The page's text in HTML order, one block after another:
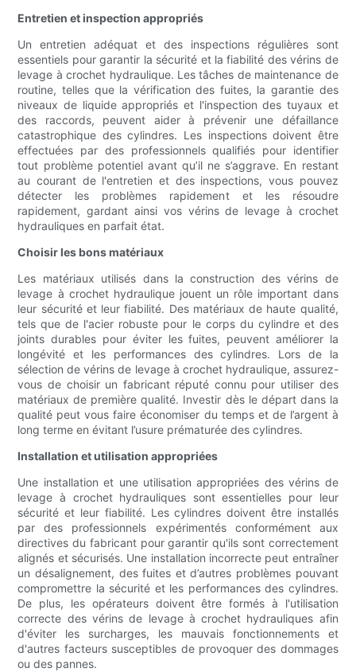
Entretien et inspection appropriés
Un entretien adéquat et des inspections régulières sont
essentiels pour garantir la sécurité et la fiabilité des vérins de
levage à crochet hydraulique. Les tâches de maintenance de
routine, telles que la vérification des fuites, la garantie des
niveaux de liquide appropriés et l'inspection des tuyaux et
des raccords, peuvent aider à prévenir une défaillance
catastrophique des cylindres. Les inspections doivent être
effectuées par des professionnels qualifiés pour identifier
tout problème potentiel avant qu’il ne s’aggrave. En restant
au courant de l'entretien et des inspections, vous pouvez
détecter les problèmes rapidement et les résoudre
rapidement, gardant ainsi vos vérins de levage à crochet
hydrauliques en parfait état.
Choisir les bons matériaux
Les matériaux utilisés dans la construction des vérins de
levage à crochet hydraulique jouent un rôle important dans
leur sécurité et leur fiabilité. Des matériaux de haute qualité,
tels que de l'acier robuste pour le corps du cylindre et des
joints durables pour éviter les fuites, peuvent améliorer la
longévité et les performances des cylindres. Lors de la
sélection de vérins de levage à crochet hydraulique, assurez-
vous de choisir un fabricant réputé connu pour utiliser des
matériaux de première qualité. Investir dès le départ dans la
qualité peut vous faire économiser du temps et de l’argent à
long terme en évitant l’usure prématurée des cylindres.
Installation et utilisation appropriées
Une installation et une utilisation appropriées des vérins de
levage à crochet hydrauliques sont essentielles pour leur
sécurité et leur fiabilité. Les cylindres doivent être installés
par des professionnels expérimentés conformément aux
directives du fabricant pour garantir qu'ils sont correctement
alignés et sécurisés. Une installation incorrecte peut entraîner
un désalignement, des fuites et d’autres problèmes pouvant
compromettre la sécurité et les performances des cylindres.
De plus, les opérateurs doivent être formés à l'utilisation
correcte des vérins de levage à crochet hydrauliques afin
d'éviter les surcharges, les mauvais fonctionnements et
d'autres facteurs susceptibles de provoquer des dommages
ou des pannes.